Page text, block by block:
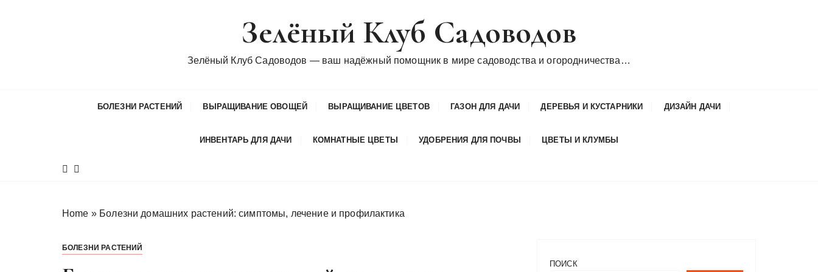
Зелёный Клуб Садоводов
Зелёный Клуб Садоводов — ваш надёжный помощник в мире садоводства и огородничества…
БОЛЕЗНИ РАСТЕНИЙ ВЫРАЩИВАНИЕ ОВОЩЕЙ ВЫРАЩИВАНИЕ ЦВЕТОВ ГАЗОН ДЛЯ ДАЧИ ДЕРЕВЬЯ И КУСТАРНИКИ ДИЗАЙН ДАЧИ
ИНВЕНТАРЬ ДЛЯ ДАЧИ КОМНАТНЫЕ ЦВЕТЫ УДОБРЕНИЯ ДЛЯ ПОЧВЫ ЦВЕТЫ И КЛУМБЫ
Home » Болезни домашних растений: симптомы, лечение и профилактика
БОЛЕЗНИ РАСТЕНИЙ
ПОИСК